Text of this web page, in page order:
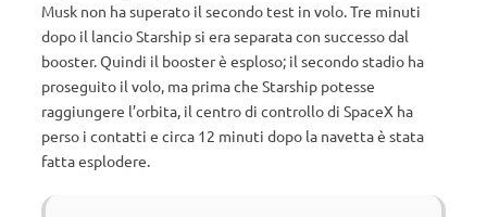
Musk non ha superato il secondo test in volo. Tre minuti
dopo il lancio Starship si era separata con successo dal
booster. Quindi il booster è esploso; il secondo stadio ha
proseguito il volo, ma prima che Starship potesse
raggiungere l’orbita, il centro di controllo di SpaceX ha
perso i contatti e circa 12 minuti dopo la navetta è stata
fatta esplodere.